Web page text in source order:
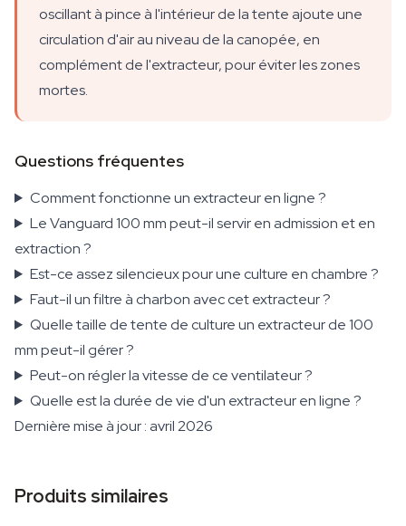
oscillant à pince à l'intérieur de la tente ajoute une
circulation d'air au niveau de la canopée, en
complément de l'extracteur, pour éviter les zones
mortes.
Questions fréquentes
Comment fonctionne un extracteur en ligne ?
Le Vanguard 100 mm peut-il servir en admission et en
extraction ?
Est-ce assez silencieux pour une culture en chambre ?
Faut-il un filtre à charbon avec cet extracteur ?
Quelle taille de tente de culture un extracteur de 100
mm peut-il gérer ?
Peut-on régler la vitesse de ce ventilateur ?
Quelle est la durée de vie d'un extracteur en ligne ?
Dernière mise à jour : avril 2026
Produits similaires